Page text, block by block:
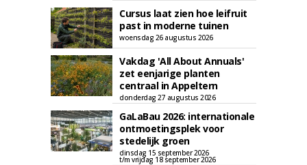
Cursus laat zien hoe leifruit
past in moderne tuinen
woensdag 26 augustus 2026
Vakdag 'All About Annuals'
zet eenjarige planten
centraal in Appeltern
donderdag 27 augustus 2026
GaLaBau 2026: internationale
ontmoetingsplek voor
stedelijk groen
dinsdag 15 september 2026
t/m vrijdag 18 september 2026